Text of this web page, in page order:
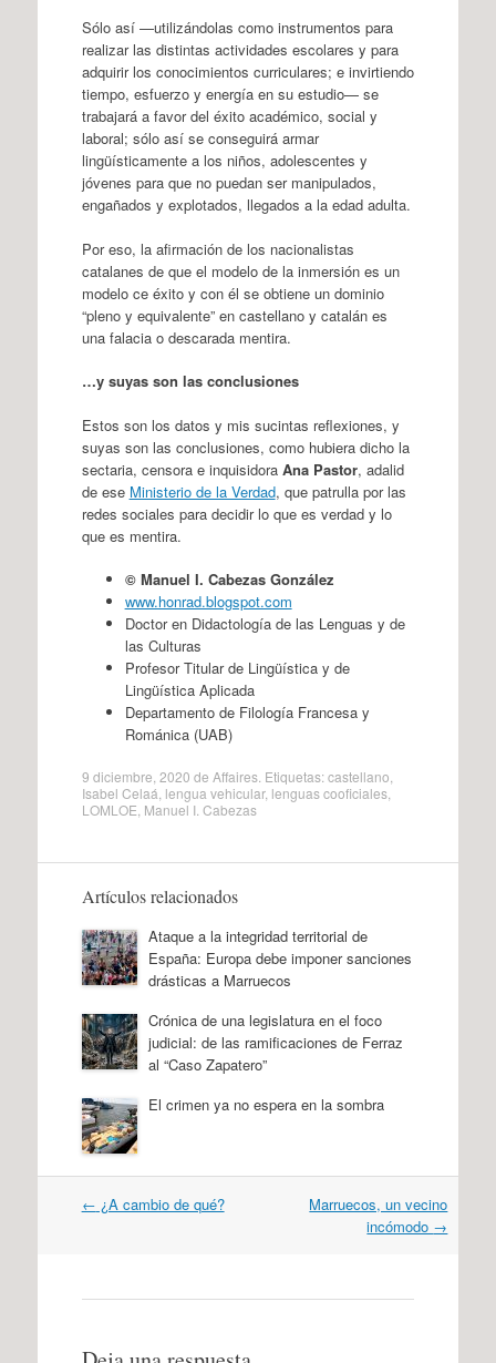
Sólo así —utilizándolas como instrumentos para
realizar las distintas actividades escolares y para
adquirir los conocimientos curriculares; e invirtiendo
tiempo, esfuerzo y energía en su estudio— se
trabajará a favor del éxito académico, social y
laboral; sólo así se conseguirá armar
lingüísticamente a los niños, adolescentes y
jóvenes para que no puedan ser manipulados,
engañados y explotados, llegados a la edad adulta.
Por eso, la afirmación de los nacionalistas
catalanes de que el modelo de la inmersión es un
modelo ce éxito y con él se obtiene un dominio
“pleno y equivalente” en castellano y catalán es
una falacia o descarada mentira.
…y suyas son las conclusiones
Estos son los datos y mis sucintas reflexiones, y
suyas son las conclusiones, como hubiera dicho la
sectaria, censora e inquisidora Ana Pastor, adalid
de ese Ministerio de la Verdad, que patrulla por las
redes sociales para decidir lo que es verdad y lo
que es mentira.
© Manuel I. Cabezas González
www.honrad.blogspot.com
Doctor en Didactología de las Lenguas y de
las Culturas
Profesor Titular de Lingüística y de
Lingüística Aplicada
Departamento de Filología Francesa y
Románica (UAB)
9 diciembre, 2020 de Affaires. Etiquetas:castellano
Isabel Celaá lengua vehicular, lenguas cooficiales,
LOMLOE Manuel I. Cabezas
Artículos relacionados
Ataque a la integridad territorial de
España: Europa debe imponer sanciones
drásticas a Marruecos
Crónica de una legislatura en el foco
judicial: de las ramificaciones de Ferraz
al “Caso Zapatero”
El crimen ya no espera en la sombra
Navegación
← ¿A cambio de qué?
Marruecos, un vecino
incómodo →